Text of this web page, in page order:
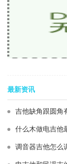
最新资讯
吉他缺角跟圆角
什么木做电吉他
调音器吉他怎么